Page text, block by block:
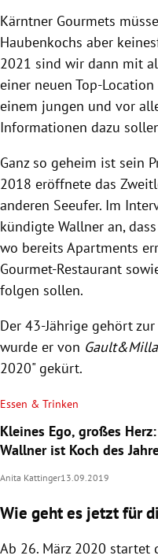
Kärntner Gourmets
Haubenkochs aber
2021 sind wir dann mit
einer neuen Top-
einem jungen und vor
Informationen dazu
Ganz so geheim ist sein
2018 eröffnete das
anderen Seeufer. Im
kündigte Wallner an,
wo bereits Apartments
Gourmet-Restaurant
folgen sollen.
Der 43-Jährige gehört
wurde er von Gault&
2020" gekürt.
Essen & Trinken
Kleines Ego, großes
Wallner ist Koch des
Anita Kattinger13.09.2019
Wie geht es jetzt für
Ab 26. März 2020 startet